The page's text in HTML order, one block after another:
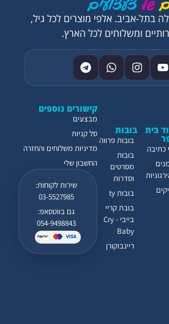
קישורים נוספים
מבצעים
סל קניות
מדיניות משלוחים והחזרה
החשבון שלי
שירות לקוחות:
03-5527985
גם בווטסאפ:
054-9498843
בית
כתיבה
בובות
בובות פרווה
בובות
מסרטים
וסדרות
בובות ty
בובת קריי
בייבי - Cry
Baby
ריינבוקורן
בתל-אביב. אלפי מוצרים לכל גיל,
ומשלוחים לכל הארץ.